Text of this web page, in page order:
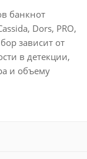
банкнот
Dors, PRO,
зависит от
в детекции,
и объему